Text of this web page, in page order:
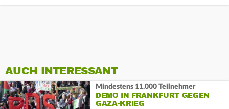
AUCH INTERESSANT
Mindestens 11.000 Teilnehmer
DEMO IN FRANKFURT GEGEN
GAZA-KRIEG